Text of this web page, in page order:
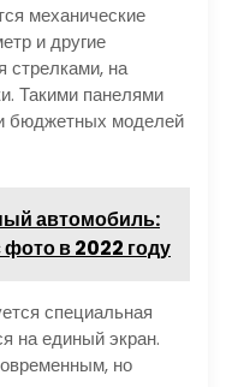
механические
и другие
стрелками, на
Такими панелями
бюджетных моделей
автомобиль:
в 2022 году
специальная
на единый экран.
но